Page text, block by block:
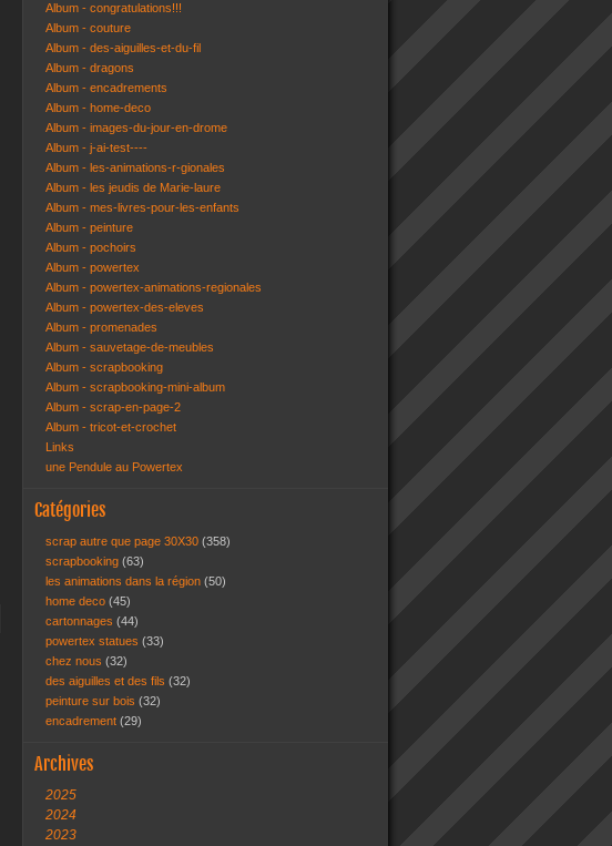
Album - congratulations!!!
Album - couture
Album - des-aiguilles-et-du-fil
Album - dragons
Album - encadrements
Album - home-deco
Album - images-du-jour-en-drome
Album - j-ai-test----
Album - les-animations-r-gionales
Album - les jeudis de Marie-laure
Album - mes-livres-pour-les-enfants
Album - peinture
Album - pochoirs
Album - powertex
Album - powertex-animations-regionales
Album - powertex-des-eleves
Album - promenades
Album - sauvetage-de-meubles
Album - scrapbooking
Album - scrapbooking-mini-album
Album - scrap-en-page-2
Album - tricot-et-crochet
Links
une Pendule au Powertex
Catégories
scrap autre que page 30X30 (358)
scrapbooking (63)
les animations dans la région (50)
home deco (45)
cartonnages (44)
powertex statues (33)
chez nous (32)
des aiguilles et des fils (32)
peinture sur bois (32)
encadrement (29)
Archives
2025
2024
2023